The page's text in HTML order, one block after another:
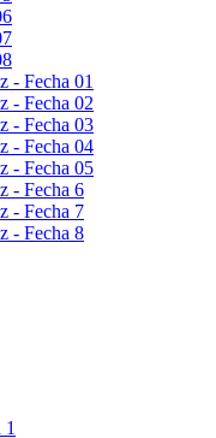
- Fecha 01
- Fecha 02
- Fecha 03
- Fecha 04
- Fecha 05
- Fecha 6
- Fecha 7
- Fecha 8